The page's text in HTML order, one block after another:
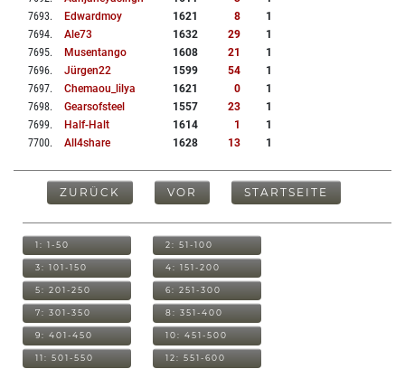
7693. Edwardmoy 1621 8
1
7694. Ale73 1632 29
1
7695. Musentango 1608 21
1
7696. Jürgen22 1599 54
1
7697. Chemaou_lilya 1621 0
1
7698. Gearsofsteel 1557 23
1
7699. Half-Halt 1614 1
1
7700. All4share 1628 13 1
ZURÜCK VOR STARTSEITE
1: 1-50 2: 51-100
3: 101-150 4: 151-200
5: 201-250 6: 251-300
7: 301-350 8: 351-400
9: 401-450 10: 451-500
11: 501-550 12: 551-600